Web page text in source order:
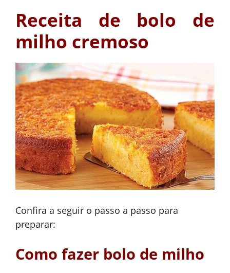
Receita de bolo de
milho cremoso
Confira a seguir o passo a passo para
preparar:
Como fazer bolo de milho